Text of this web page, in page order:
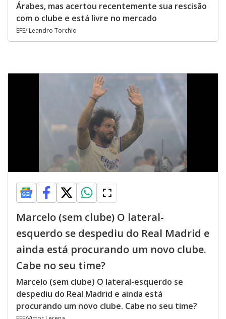
Árabes, mas acertou recentemente sua rescisão
com o clube e está livre no mercado
EFE/ Leandro Torchio
Marcelo (sem clube) O lateral-
esquerdo se despediu do Real Madrid e
ainda está procurando um novo clube.
Cabe no seu time?
Marcelo (sem clube) O lateral-esquerdo se
despediu do Real Madrid e ainda está
procurando um novo clube. Cabe no seu time?